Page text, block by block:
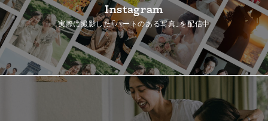
Instagram
実際に撮影した「ハートのある写真」を配信中